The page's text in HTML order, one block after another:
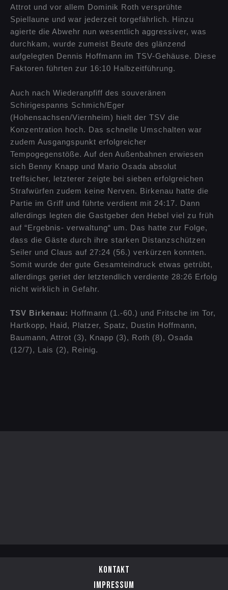
Attrot und vor allem Dominik Roth versprühte
Spiellaune und war jederzeit torgefährlich. Hinzu
agierte die Abwehr nun wesentlich aggressiver, was
durchkam, wurde zumeist Beute des glänzend
aufgelegten Dennis Hoffmann im TSV-Gehäuse. Diese
Faktoren führten zur 16:10 Halbzeitführung.
Auch nach Wiederanpfiff des souveränen
Schirigespanns Schmich/Eger
(Hohensachsen/Viernheim) hielt der TSV die
Konzentration hoch. Das schnelle Umschalten war
zudem Ausgangspunkt erfolgreicher
Tempogegenstöße. Auf den Außenbahnen erwiesen
sich Benny Knapp und Mario Osada absolut
treffsicher, letzterer zeigte bei sieben erfolgreichen
Strafwürfen zudem keine Nerven. Birkenau hatte die
Partie im Griff und führte verdient mit 24:17. Dann
allerdings legten die Gastgeber den Hebel viel zu früh
auf “Ergebnis- verwaltung“ um. Das hatte zur Folge,
dass die Gäste durch ihre starken Distanzschützen
Seiler und Claus auf 27:24 (56.) verkürzen konnten.
Somit wurde der gute Gesamteindruck etwas getrübt,
allerdings geriet der letztendlich verdiente 28:26 Erfolg
nicht wirklich in Gefahr.
TSV Birkenau: Hoffmann (1.-60.) und Fritsche im Tor,
Hartkopp, Haid, Platzer, Spatz, Dustin Hoffmann,
Baumann, Attrot (3), Knapp (3), Roth (8), Osada
(12/7), Lais (2), Reinig.
Kontakt
Impressum